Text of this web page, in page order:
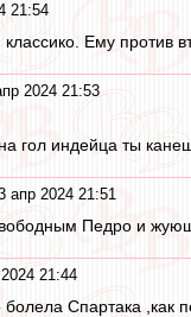
21:54
Ему против
2024 21:53
гол индейца ты
апр 2024 21:51
Педро и
21:44
Спартака ,как